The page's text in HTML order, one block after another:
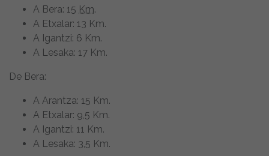
A Bera: 15 Km.
A Etxalar: 13 Km.
A Igantzi: 6 Km.
A Lesaka: 17 Km.
De Bera:
A Arantza: 15 Km.
A Etxalar: 9,5 Km.
A Igantzi: 11 Km.
A Lesaka: 3,5 Km.